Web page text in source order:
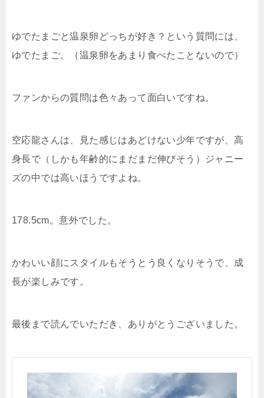
ゆでたまごと温泉卵どっちが好き？という質問には、
ゆでたまご。（温泉卵をあまり食べたことないので）
ファンからの質問は色々あって面白いですね。
空応龍さんは、見た感じはあどけない少年ですが、高
身長で（しかも年齢的にまだまだ伸びそう）ジャニー
ズの中では高いほうですよね。
178.5cm。意外でした。
かわいい顔にスタイルもそうとう良くなりそうで、成
長が楽しみです。
最後まで読んでいただき、ありがとうございました。